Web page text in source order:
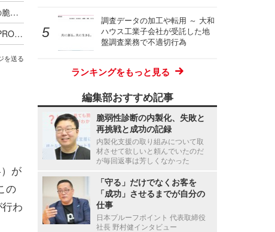
BaserCMS に CSVファイルインジェクションの脆弱性
ロボット掃除機 DEEBOT PRO M1、DEEBOT PRO K1VAC およびスマートフォンアプリ ECOVACS PRO に複数の脆弱性
を送る
が
の
わ
調査データの加工や転用 ～ 大和
ハウス工業子会社が受託した地
盤調査業務で不適切行為
ランキングをもっと見る
編集部おすすめ記事
脆弱性診断の内製化、失敗と
再挑戦と成功の記録
内製化支援の取り組みについて取
材させて欲しいと頼んでいたのだ
が毎回返事は芳しくなかった
「守る」だけでなくお客を
「成功」させるまでが自分の
仕事
日本プルーフポイント 代表取締役
社長 野村健インタビュー